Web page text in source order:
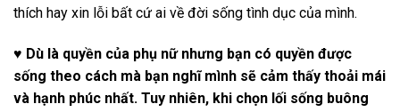
thích hay xin lỗi bất cứ ai về đời sống tình dục của mình.
♥ Dù là quyền của phụ nữ nhưng bạn có quyền được
sống theo cách mà bạn nghĩ mình sẽ cảm thấy thoải mái
và hạnh phúc nhất. Tuy nhiên, khi chọn lối sống buông